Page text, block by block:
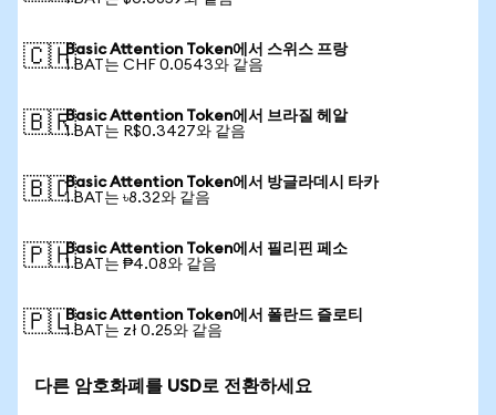
🇨🇭Basic Attention Token에서 스위스 프랑
1 BAT는 CHF 0.0543와 같음
🇧🇷Basic Attention Token에서 브라질 헤알
1 BAT는 R$0.3427와 같음
🇧🇩Basic Attention Token에서 방글라데시 타카
1 BAT는 ৳8.32와 같음
🇵🇭Basic Attention Token에서 필리핀 페소
1 BAT는 ₱4.08와 같음
🇵🇱Basic Attention Token에서 폴란드 즐로티
1 BAT는 zł 0.25와 같음
다른 암호화폐를 USD로 전환하세요